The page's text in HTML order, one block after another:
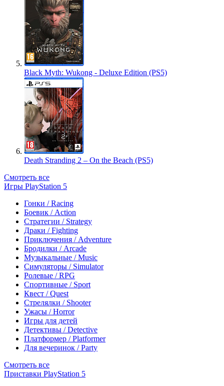
Black Myth: Wukong - Deluxe Edition (PS5)
Death Stranding 2 – On the Beach (PS5)
Смотреть все
Игры PlayStation 5
Гонки / Racing
Боевик / Action
Стратегии / Strategy
Драки / Fighting
Приключения / Adventure
Бродилки / Arcade
Музыкальные / Music
Симуляторы / Simulator
Ролевые / RPG
Спортивные / Sport
Квест / Quest
Стрелялки / Shooter
Ужасы / Horror
Игры для детей
Детективы / Detective
Платформер / Platformer
Для вечеринок / Party
Смотреть все
Приставки PlayStation 5